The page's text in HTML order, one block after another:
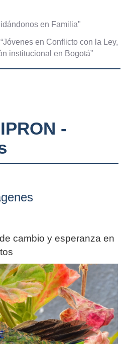
en Familia"
en Conflicto con la Ley,
institucional en Bogotá”
-
cambio y esperanza en